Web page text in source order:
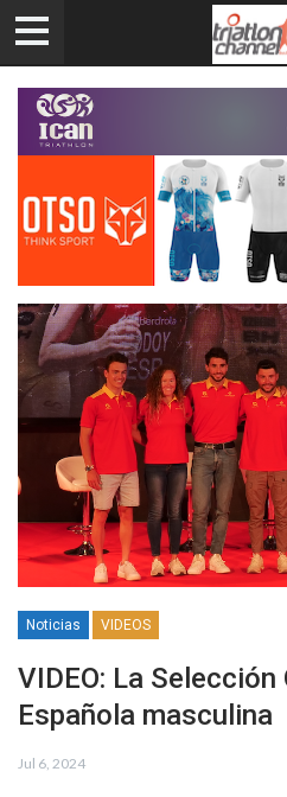
Noticias VIDEOS
VIDEO: La
Española masculina
Jul 6, 2024